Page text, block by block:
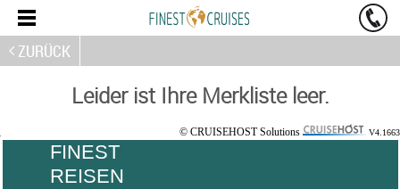
ZURÜCK
Leider ist Ihre Merkliste leer.
© CRUISEHOST Solutions V4.1663
FINEST
REISEN